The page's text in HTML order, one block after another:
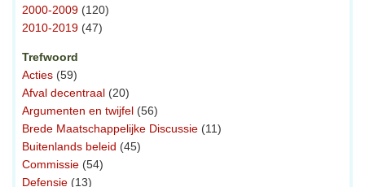
2000-2009 (120)
2010-2019 (47)
Trefwoord
Acties (59)
Afval decentraal (20)
Argumenten en twijfel (56)
Brede Maatschappelijke Discussie (11)
Buitenlands beleid (45)
Commissie (54)
Defensie (13)